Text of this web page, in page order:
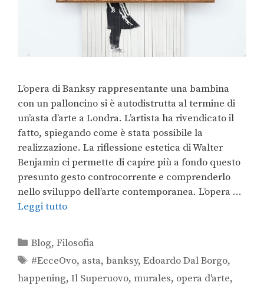
L’opera di Banksy rappresentante una bambina
con un palloncino si è autodistrutta al termine di
un’asta d’arte a Londra. L’artista ha rivendicato il
fatto, spiegando come è stata possibile la
realizzazione. La riflessione estetica di Walter
Benjamin ci permette di capire più a fondo questo
presunto gesto controcorrente e comprenderlo
nello sviluppo dell’arte contemporanea. L’opera …
Leggi tutto
Blog,Filosofia
#EcceOvo, asta,banksy,Edoardo Dal Borgo,
happening, Il Superuovo, murales, opera d'arte,